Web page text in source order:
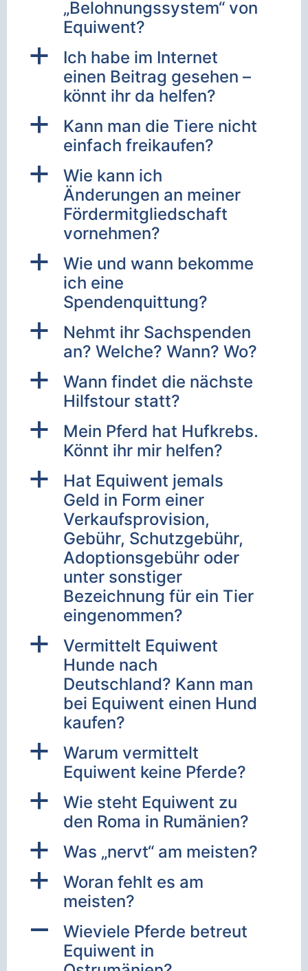
„Belohnungssystem“ von
Equiwent?
a
Ich habe im Internet
einen Beitrag gesehen –
könnt ihr da helfen?
a
Kann man die Tiere nicht
einfach freikaufen?
a
Wie kann ich
Änderungen an meiner
Fördermitgliedschaft
vornehmen?
a
Wie und wann bekomme
ich eine
Spendenquittung?
a
Nehmt ihr Sachspenden
an? Welche? Wann? Wo?
a
Wann findet die nächste
Hilfstour statt?
a
Mein Pferd hat Hufkrebs.
Könnt ihr mir helfen?
a
Hat Equiwent jemals
Geld in Form einer
Verkaufsprovision,
Gebühr, Schutzgebühr,
Adoptionsgebühr oder
unter sonstiger
Bezeichnung für ein Tier
eingenommen?
a
Vermittelt Equiwent
Hunde nach
Deutschland? Kann man
bei Equiwent einen Hund
kaufen?
a
Warum vermittelt
Equiwent keine Pferde?
a
Wie steht Equiwent zu
den Roma in Rumänien?
a Was „nervt“ am meisten?
a
Woran fehlt es am
meisten?
A
Wieviele Pferde betreut
Equiwent in